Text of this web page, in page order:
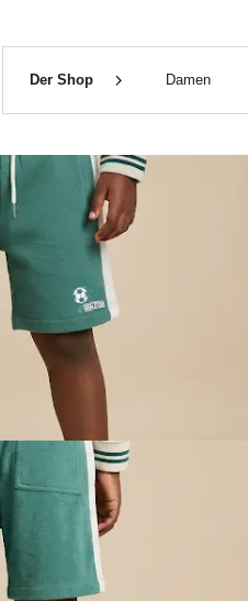
Der Shop Damen